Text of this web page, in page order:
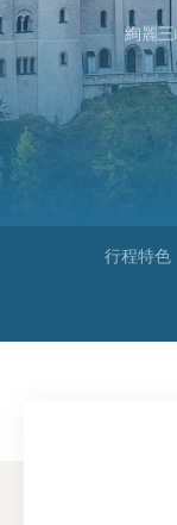
絢麗
行程特色